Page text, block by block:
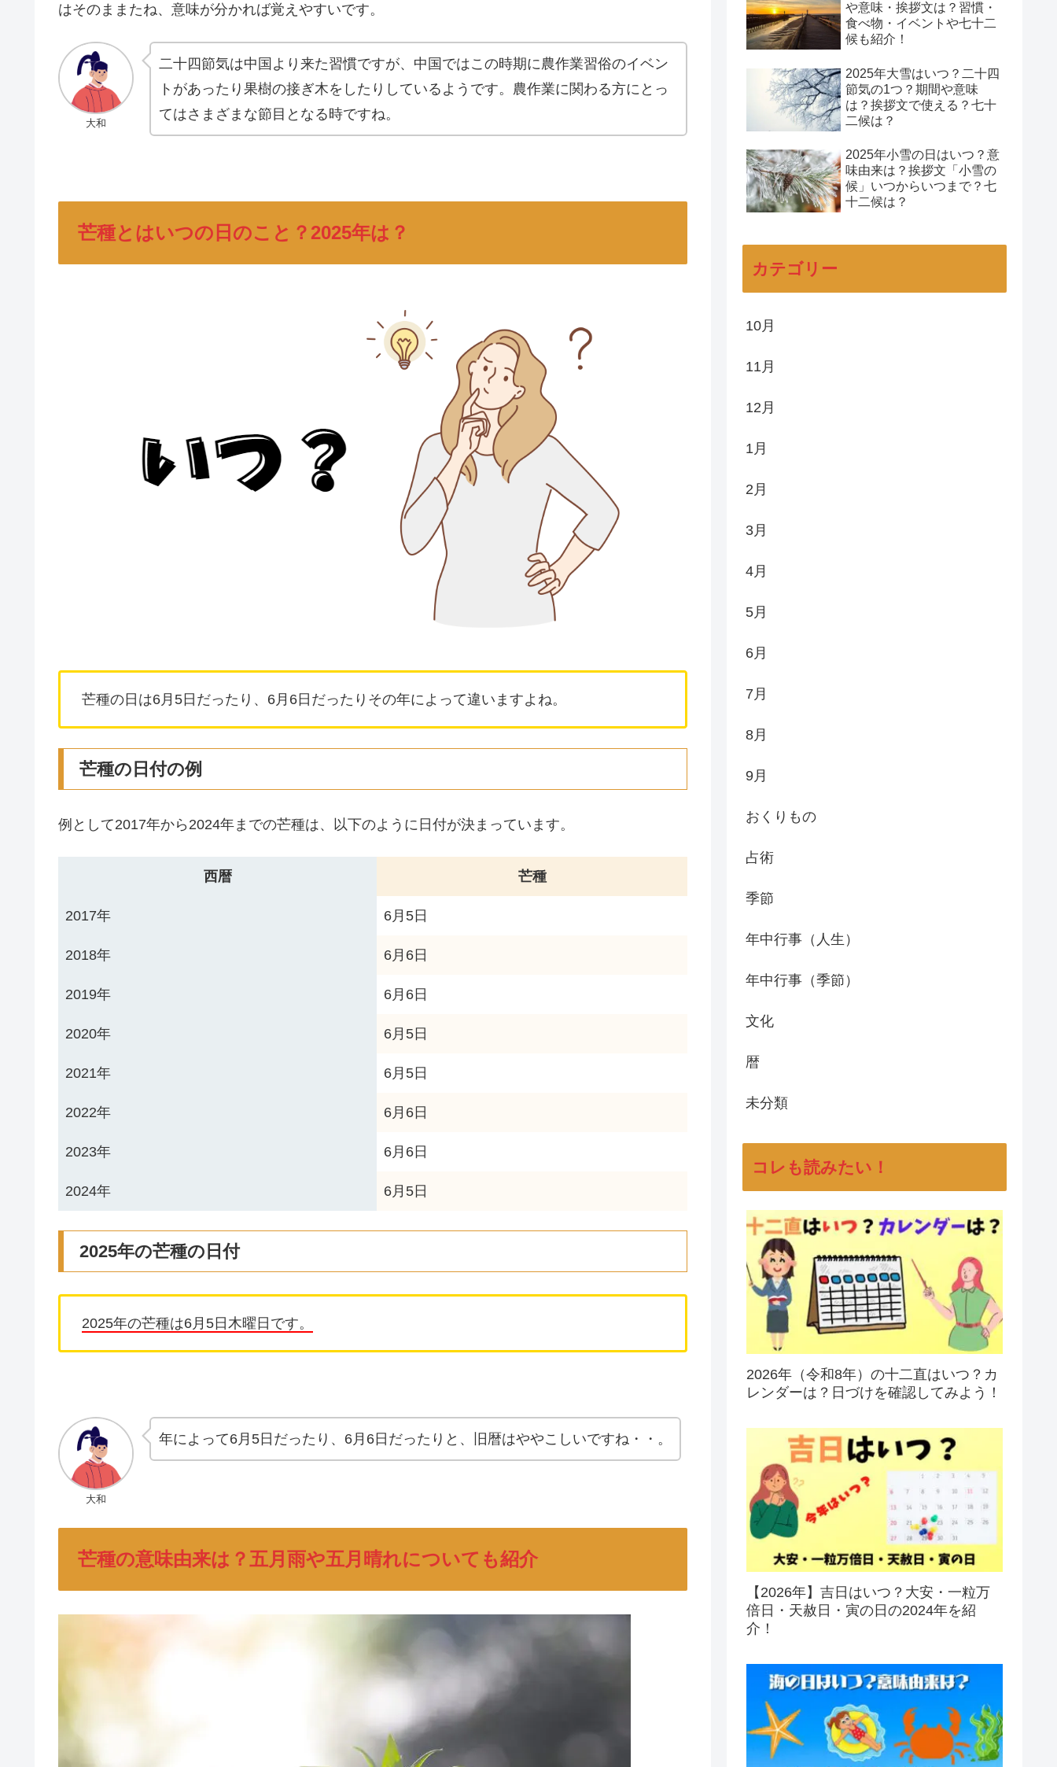
はそのままたね、意味が分かれば覚えやすいです。
大和
二十四節気は中国より来た習慣ですが、中国ではこの時期に農作業習俗のイベン
トがあったり果樹の接ぎ木をしたりしているようです。農作業に関わる方にとっ
てはさまざまな節目となる時ですね。
芒種とはいつの日のこと？2025年は？
芒種の日は6月5日だったり、6月6日だったりその年によって違いますよね。
芒種の日付の例
例として2017年から2024年までの芒種は、以下のように日付が決まっています。
西暦 芒種
2017年 6月5日
2018年 6月6日
2019年 6月6日
2020年 6月5日
2021年 6月5日
2022年 6月6日
2023年 6月6日
2024年 6月5日
2025年の芒種の日付
2025年の芒種は6月5日木曜日です。
大和
年によって6月5日だったり、6月6日だったりと、旧暦はややこしいですね・・。
芒種の意味由来は？五月雨や五月晴れについても紹介
や意味・挨拶文は？習慣・
食べ物・イベントや七十二
候も紹介！
2025年大雪はいつ？二十四
節気の1つ？期間や意味
は？挨拶文で使える？七十
二候は？
2025年小雪の日はいつ？意
味由来は？挨拶文「小雪の
候」いつからいつまで？七
十二候は？
カテゴリー
10月
11月
12月
1月
2月
3月
4月
5月
6月
7月
8月
9月
おくりもの
占術
季節
年中行事（人生）
年中行事（季節）
文化
暦
未分類
コレも読みたい！
2026年（令和8年）の十二直はいつ？カ
レンダーは？日づけを確認してみよう！
【2026年】吉日はいつ？大安・一粒万
倍日・天赦日・寅の日の2024年を紹
介！